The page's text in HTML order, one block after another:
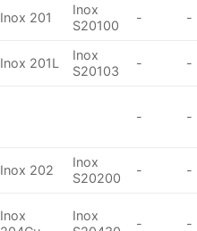
Inox 201
Inox
S20100
- -
Inox 201L
Inox
S20103
- -
- -
Inox 202
Inox
S20200
- -
Inox
Inox
- -